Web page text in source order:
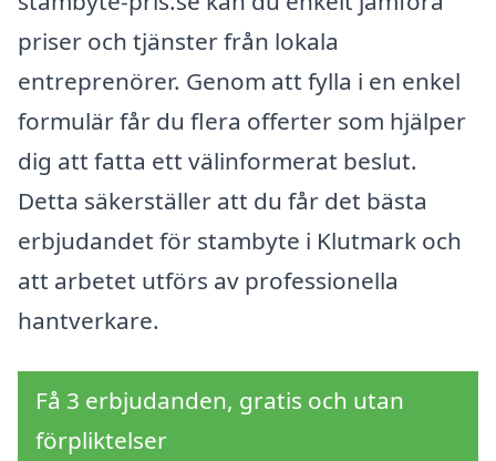
priser och tjänster från lokala
entreprenörer. Genom att fylla i en enkel
formulär får du flera offerter som hjälper
dig att fatta ett välinformerat beslut.
Detta säkerställer att du får det bästa
erbjudandet för stambyte i Klutmark och
att arbetet utförs av professionella
hantverkare.
Få 3 erbjudanden, gratis och utan
förpliktelser